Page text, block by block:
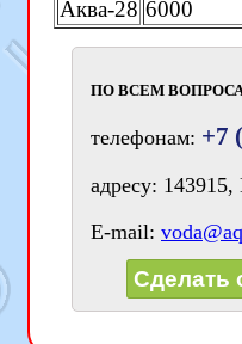
Аква-28 6000
ПО ВСЕМ
телефонам: +7
адресу:
E-mail:
Сделать